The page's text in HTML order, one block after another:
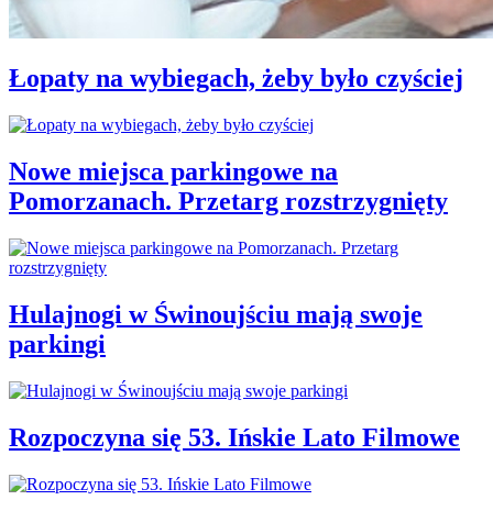
Łopaty na wybiegach, żeby było czyściej
Nowe miejsca parkingowe na
Pomorzanach. Przetarg rozstrzygnięty
Hulajnogi w Świnoujściu mają swoje
parkingi
Rozpoczyna się 53. Ińskie Lato Filmowe